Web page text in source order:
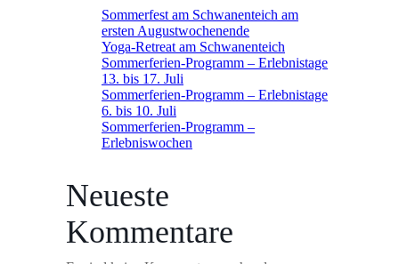
Sommerfest am Schwanenteich am
ersten Augustwochenende
Yoga-Retreat am Schwanenteich
Sommerferien-Programm – Erlebnistage
13. bis 17. Juli
Sommerferien-Programm – Erlebnistage
6. bis 10. Juli
Sommerferien-Programm –
Erlebniswochen
Neueste
Kommentare